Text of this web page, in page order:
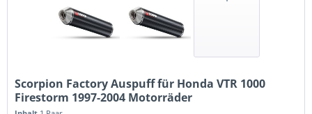
Scorpion Factory Auspuff für Honda VTR 1000
Firestorm 1997-2004 Motorräder